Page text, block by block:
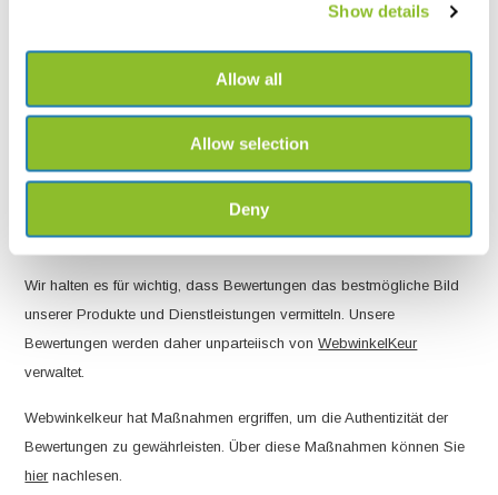
Show details
Allow all
Allow selection
Deny
bis zu zwei Jahren betragen. Hierbei wird ein pseudonymer
Nutzer-Identifikator gebildet und mit dem Zeitpunkt der
Einwilligung, Angaben zur Reichweite der Einwilligung (z. B.
welche Kategorien von Cookies und/oder Diensteanbieter)
sowie dem Browser, System und verwendeten Endgerät
Authentizität der Bewertungen
Wir halten es für wichtig, dass Bewertungen das bestmögliche Bild
unserer Produkte und Dienstleistungen vermitteln. Unsere
Bewertungen werden daher unparteiisch vonWebwinkelKeur
verwaltet.
Webwinkelkeur hat Maßnahmen ergriffen, um die Authentizität der
Bewertungen zu gewährleisten. Über diese Maßnahmen können Sie
hier nachlesen.